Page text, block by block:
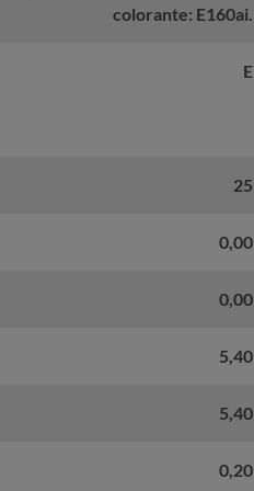
colorante: E160ai.
E
25
0,00
0,00
5,40
5,40
0,20